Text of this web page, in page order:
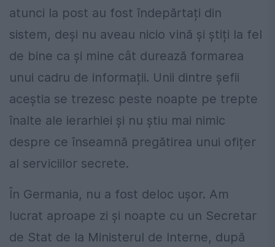
atunci la post au fost îndepărtați din
sistem, deși nu aveau nicio vină și știți la fel
de bine ca și mine cât durează formarea
unui cadru de informații. Unii dintre șefii
aceștia se trezesc peste noapte pe trepte
înalte ale ierarhiei și nu știu mai nimic
despre ce înseamnă pregătirea unui ofițer
al serviciilor secrete.
În Germania, nu a fost deloc ușor. Am
lucrat aproape zi și noapte cu un Secretar
de Stat de la Ministerul de Interne, după